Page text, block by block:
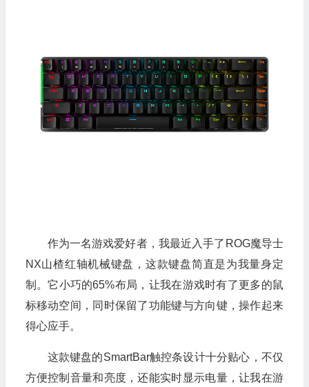
作为一名游戏爱好者，我最近入手了ROG魔导士
NX山楂红轴机械键盘，这款键盘简直是为我量身定
制。它小巧的65%布局，让我在游戏时有了更多的鼠
标移动空间，同时保留了功能键与方向键，操作起来
得心应手。
这款键盘的SmartBar触控条设计十分贴心，不仅
方便控制音量和亮度，还能实时显示电量，让我在游